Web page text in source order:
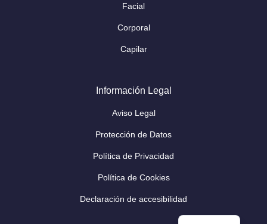
Facial
Corporal
Capilar
Información Legal
Aviso Legal
Protección de Datos
Política de Privacidad
Política de Cookies
Declaración de accesibilidad